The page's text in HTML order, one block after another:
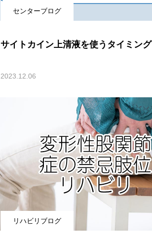
センターブログ
サイトカイン上清液を使うタイミング
2023.12.06
リハビリブログ